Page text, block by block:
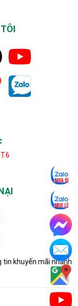
tin khuyến mãi nhanh